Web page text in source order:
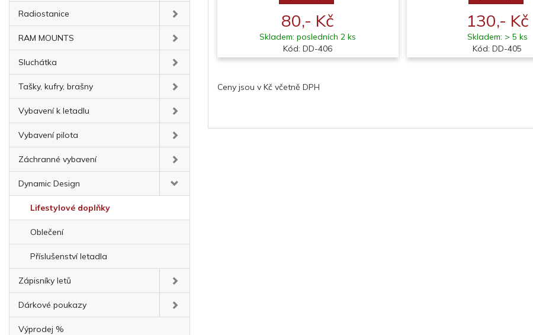
Radiostanice
RAM MOUNTS
Sluchátka
Tašky, kufry, brašny
Vybavení k letadlu
Vybavení pilota
Záchranné vybavení
Dynamic Design
Lifestylové doplňky
Oblečení
Příslušenství letadla
Zápisníky letů
Dárkové poukazy
Výprodej %
80,- Kč
Skladem: posledních 2 ks
Kód: DD-406
130,- Kč
Skladem: > 5 ks
Kód: DD-405
Ceny jsou v Kč včetně DPH